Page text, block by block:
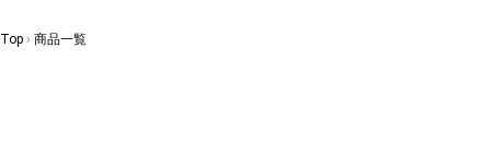
Top 商品一覧